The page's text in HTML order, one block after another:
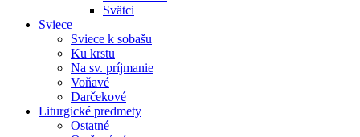
Svätci
Sviece
Sviece k sobašu
Ku krstu
Na sv. príjmanie
Voňavé
Darčekové
Liturgické predmety
Ostatné